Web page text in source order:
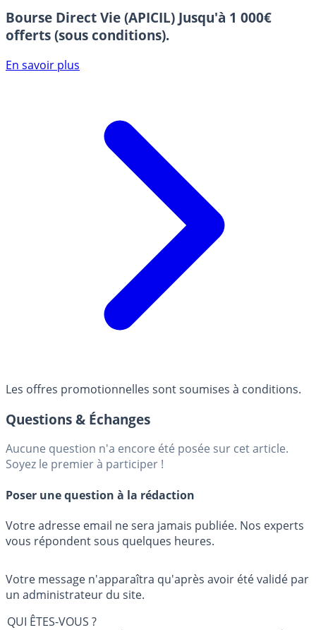
Bourse Direct Vie (APICIL) Jusqu'à 1 000€
offerts (sous conditions).
En savoir plus
Les offres promotionnelles sont soumises à conditions.
Questions & Échanges
Aucune question n'a encore été posée sur cet article.
Soyez le premier à participer !
Poser une question à la rédaction
Votre adresse email ne sera jamais publiée. Nos experts
vous répondent sous quelques heures.
Votre message n'apparaîtra qu'après avoir été validé par
un administrateur du site.
QUI ÊTES-VOUS ?